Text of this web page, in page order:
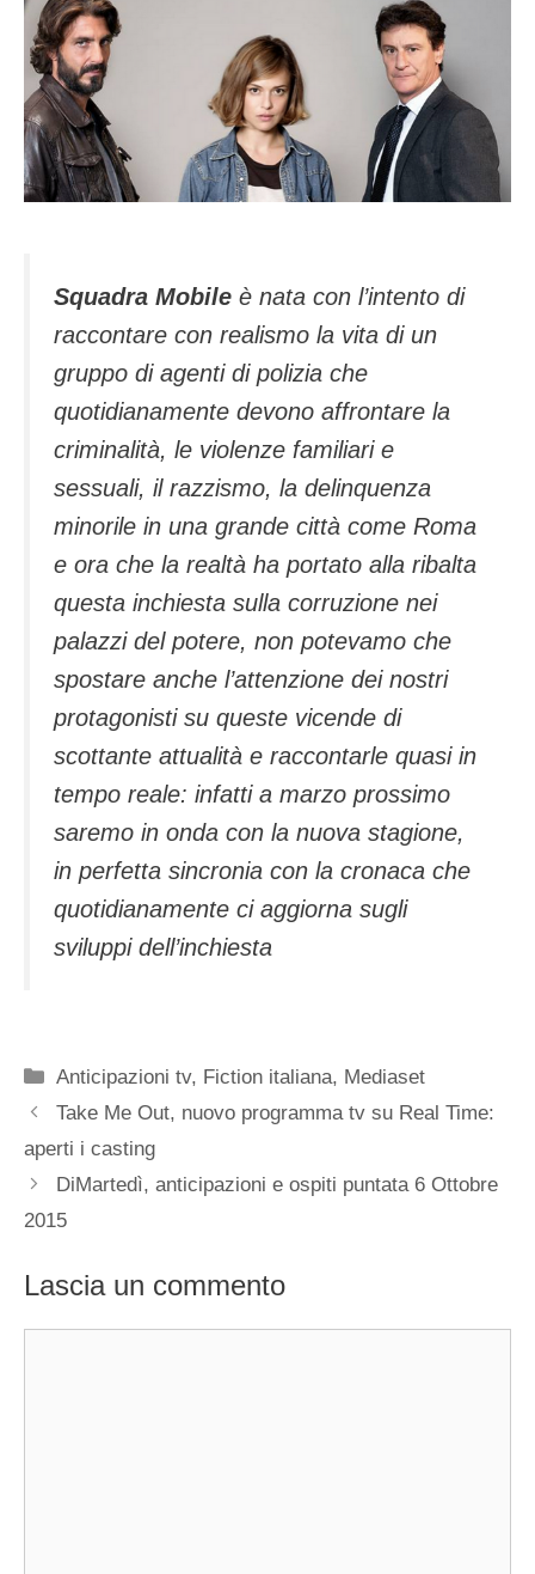
Squadra Mobile è nata con l’intento di
raccontare con realismo la vita di un
gruppo di agenti di polizia che
quotidianamente devono affrontare la
criminalità, le violenze familiari e
sessuali, il razzismo, la delinquenza
minorile in una grande città come Roma
e ora che la realtà ha portato alla ribalta
questa inchiesta sulla corruzione nei
palazzi del potere, non potevamo che
spostare anche l’attenzione dei nostri
protagonisti su queste vicende di
scottante attualità e raccontarle quasi in
tempo reale: infatti a marzo prossimo
saremo in onda con la nuova stagione,
in perfetta sincronia con la cronaca che
quotidianamente ci aggiorna sugli
sviluppi dell’inchiesta
Categorie
Anticipazioni tv, Fiction italiana, Mediaset
Take Me Out, nuovo programma tv su Real Time:
aperti i casting
DiMartedì, anticipazioni e ospiti puntata 6 Ottobre
2015
Lascia un commento